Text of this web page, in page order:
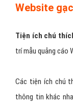
Website
Tiện ích chú
trí mẫu quảng cáo
Các tiện ích chú
thông tin khác